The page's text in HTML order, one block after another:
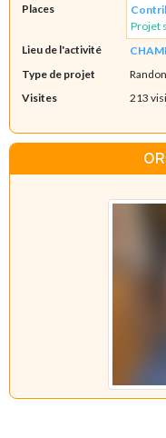
Places
Projet
Lieu de l'activité
Type de projet
Visites
213